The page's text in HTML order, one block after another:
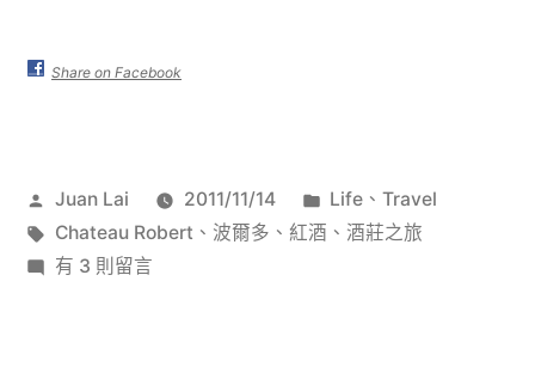
多
Robert〉
Share on Facebook
作
者:
Juan Lai 2011/11/14
分
類:
Life 、Travel
標
籤:
Chateau Robert 、 波爾多 、 紅酒 、 酒莊之旅
在
有 3 則留言